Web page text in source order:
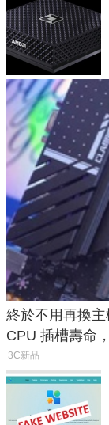
終於不用再換
CPU 插槽壽命
3C新品